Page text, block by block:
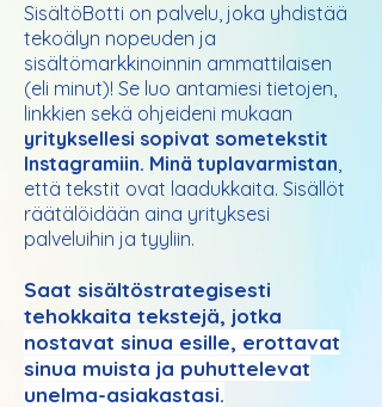
SisältöBotti on palvelu, joka yhdistää
tekoälyn nopeuden ja
sisältömarkkinoinnin ammattilaisen
(eli minut)! Se luo antamiesi tietojen,
linkkien sekä ohjeideni mukaan
yrityksellesi sopivat sometekstit
Instagramiin. Minä tuplavarmistan,
että tekstit ovat laadukkaita. Sisällöt
räätälöidään aina yrityksesi
palveluihin ja tyyliin.
Saat sisältöstrategisesti
tehokkaita tekstejä, jotka
nostavat sinua esille, erottavat
sinua muista ja puhuttelevat
unelma-asiakastasi.